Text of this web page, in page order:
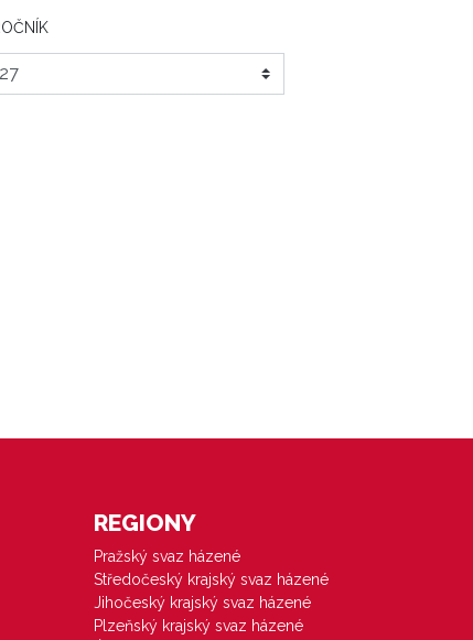
REGIONY
Pražský svaz házené
Středočeský krajský svaz házené
Jihočeský krajský svaz házené
Plzeňský krajský svaz házené